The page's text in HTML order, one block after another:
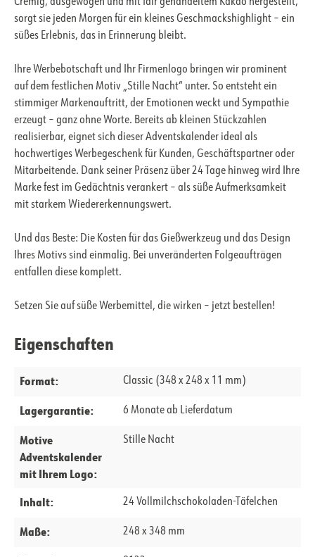
Cremig, ausgewogen und mit fair gehandeltem Kakao hergestellt,
sorgt sie jeden Morgen für ein kleines Geschmackshighlight – ein
süßes Erlebnis, das in Erinnerung bleibt.
Ihre Werbebotschaft und Ihr Firmenlogo bringen wir prominent
auf dem festlichen Motiv „Stille Nacht“ unter. So entsteht ein
stimmiger Markenauftritt, der Emotionen weckt und Sympathie
erzeugt – ganz ohne Worte. Bereits ab kleinen Stückzahlen
realisierbar, eignet sich dieser Adventskalender ideal als
hochwertiges Werbegeschenk für Kunden, Geschäftspartner oder
Mitarbeitende. Dank seiner Präsenz über 24 Tage hinweg wird Ihre
Marke fest im Gedächtnis verankert – als süße Aufmerksamkeit
mit starkem Wiedererkennungswert.
Und das Beste: Die Kosten für das Gießwerkzeug und das Design
Ihres Motivs sind einmalig. Bei unveränderten Folgeaufträgen
entfallen diese komplett.
Setzen Sie auf süße Werbemittel, die wirken – jetzt bestellen!
Eigenschaften
Format: Classic (348 x 248 x 11 mm)
Lagergarantie: 6 Monate ab Lieferdatum
Motive
Adventskalender
mit Ihrem Logo:
Stille Nacht
Inhalt: 24 Vollmilchschokoladen-Täfelchen
Maße: 248 x 348 mm